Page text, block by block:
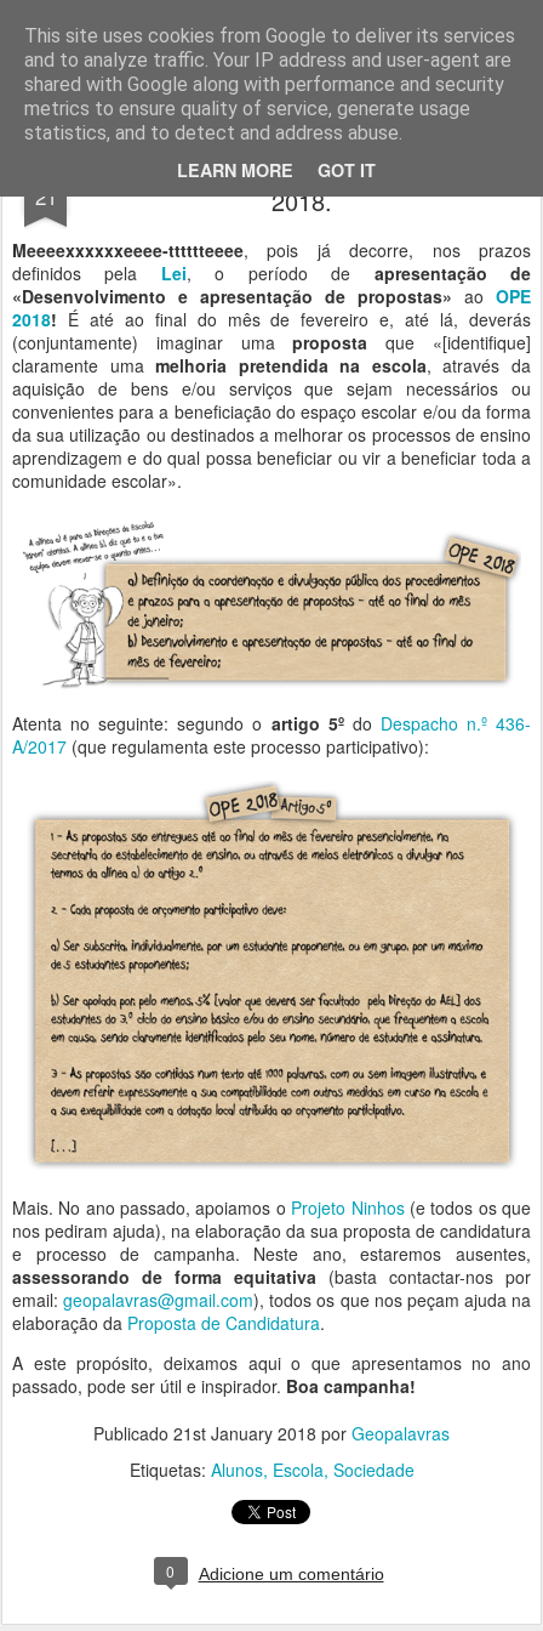
This site uses cookies from Google to deliver its services
and to analyze traffic. Your IP address and user-agent are
shared with Google along with performance and security
metrics to ensure quality of service, generate usage
statistics, and to detect and address abuse.
LEARN MORE GOT IT
Geopalavras
canal800 clique ZapCanal
21
Orçamento Participativo das Escolas
2018.
Meeeexxxxxxeeee-tttttteeee, pois já decorre, nos prazos
definidos pela Lei, o período de apresentação de
«Desenvolvimento e apresentação de propostas» ao OPE
2018! É até ao final do mês de fevereiro e, até lá, deverás
(conjuntamente) imaginar umaproposta que «[identifique]
claramente umamelhoria pretendida na escola, através da
aquisição de bens e/ou serviços que sejam necessários ou
convenientes para a beneficiação do espaço escolar e/ou da forma
da sua utilização ou destinados a melhorar os processos de ensino
aprendizagem e do qual possa beneficiar ou vir a beneficiar toda a
comunidade escolar».
Atenta no seguinte: segundo o artigo 5ºdo Despacho n.º 436-
A/2017 (que regulamenta este processo participativo):
Mais. No ano passado, apoiamos o Projeto Ninhos(e todos os que
nos pediram ajuda), na elaboração da sua proposta de candidatura
e processo de campanha. Neste ano, estaremos ausentes,
assessorando de forma equitativa (basta contactar-nos por
email:geopalavras@gmail.com), todos os que nos peçam ajuda na
elaboração da Proposta de Candidatura.
A este propósito, deixamos aqui o que apresentamos no ano
passado, pode ser útil e inspirador. Boa campanha!
Publicado 21st January 2018 por Geopalavras
Etiquetas: Alunos Escola Sociedade
0 Adicione um comentário